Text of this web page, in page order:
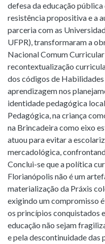
defesa da educação
resistência propositiva e a
parceria com as
UFPR), transformaram a
Nacional Comum
recontextualização
dos códigos de
aprendizagem nos
identidade pedagógica
Pedagógica, na criança
na Brincadeira como eixo
atuou para evitar a
mercadológica,
Conclui-se que a política
Florianópolis não é um
materialização da Práxis
exigindo um compromisso
os princípios conquistados
educação não sejam
e pela descontinuidade das